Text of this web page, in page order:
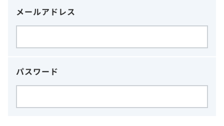
メールアドレス
パスワード